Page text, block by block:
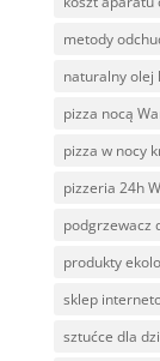
metody
naturalny olej
pizza nocą
pizza w nocy
pizzeria 24h
podgrzewacz
produkty
sklep
sztućce dla